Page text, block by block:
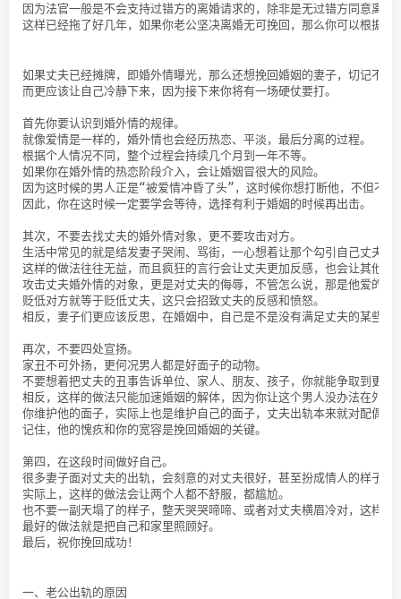
因为法官一般是不会支持过错方的离婚请求的，除非是无过错方同意离婚
这样已经拖了好几年，如果你老公坚决离婚无可挽回，那么你可以根据实
如果丈夫已经摊牌，即婚外情曝光，那么还想挽回婚姻的妻子，切记不
而更应该让自己冷静下来，因为接下来你将有一场硬仗要打。
首先你要认识到婚外情的规律。
就像爱情是一样的，婚外情也会经历热恋、平淡，最后分离的过程。
根据个人情况不同，整个过程会持续几个月到一年不等。
如果你在婚外情的热恋阶段介入，会让婚姻冒很大的风险。
因为这时候的男人正是“被爱情冲昏了头”，这时候你想打断他，不但不
因此，你在这时候一定要学会等待，选择有利于婚姻的时候再出击。
其次，不要去找丈夫的婚外情对象，更不要攻击对方。
生活中常见的就是结发妻子哭闹、骂街，一心想着让那个勾引自己丈夫的
这样的做法往往无益，而且疯狂的言行会让丈夫更加反感，也会让其他
攻击丈夫婚外情的对象，更是对丈夫的侮辱，不管怎么说，那是他爱的人
贬低对方就等于贬低丈夫，这只会招致丈夫的反感和愤怒。
相反，妻子们更应该反思，在婚姻中，自己是不是没有满足丈夫的某些心
再次，不要四处宣扬。
家丑不可外扬，更何况男人都是好面子的动物。
不要想着把丈夫的丑事告诉单位、家人、朋友、孩子，你就能争取到更多
相反，这样的做法只能加速婚姻的解体，因为你让这个男人没办法在外
你维护他的面子，实际上也是维护自己的面子，丈夫出轨本来就对配偶
记住，他的愧疚和你的宽容是挽回婚姻的关键。
第四，在这段时间做好自己。
很多妻子面对丈夫的出轨，会刻意的对丈夫很好，甚至扮成情人的样子，
实际上，这样的做法会让两个人都不舒服，都尴尬。
也不要一副天塌了的样子，整天哭哭啼啼、或者对丈夫横眉冷对，这样只
最好的做法就是把自己和家里照顾好。
最后，祝你挽回成功！
一、老公出轨的原因